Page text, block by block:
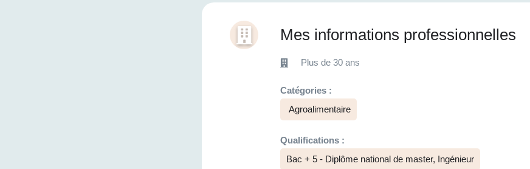
Mes informations professionnelles
Plus de 30 ans
Catégories :
Agroalimentaire
Qualifications :
Bac + 5 - Diplôme national de master, Ingénieur